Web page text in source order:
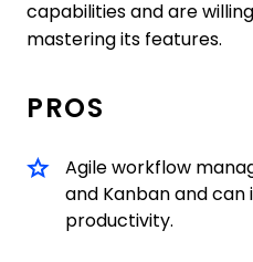
capabilities and are
mastering its features.
PROS
Agile workflow
and Kanban and
productivity.